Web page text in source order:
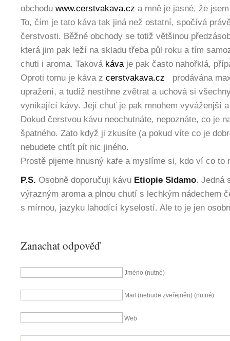
obchodu www.cerstvakava.cz a mně je jasné, že
To, čím je tato káva tak jiná než ostatní, spočívá
čerstvosti. Běžné obchody se totiž většinou
která jim pak leží na skladu třeba půl roku a tím
chuti i aroma. Taková kávaje pak často nahořklá,
Oproti tomu je káva z cerstvakava.cz prodávána
upražení, a tudíž nestihne zvětrat a uchová si
vynikající kávy. Její chuť je pak mnohem vyváženjší
Dokud čerstvou kávu neochutnáte, nepoznáte, co je
špatného. Zato když ji zkusíte (a pokud víte co je
nebudete chtít pít nic jiného.
Prostě pijeme hnusný kafe a myslíme si, kdo ví co to
P.S. Osobně doporučuji kávu Etiopie Sidamo. Jedná
výrazným aroma a plnou chutí s lechkým nádechem
s mírnou, jazyku lahodící kyselostí. Ale to je jen
Zanachat odpověď
Jméno (nutné)
Mail (nebude zveřejněn) (nutné)
Web